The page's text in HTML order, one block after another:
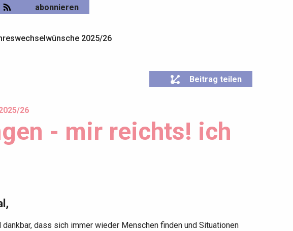
abonnieren
2025/26
Beitrag teilen
26
- mir reichts! ich
dass sich immer wieder Menschen finden und Situationen